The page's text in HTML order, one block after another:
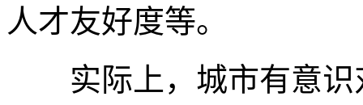
人才友好度等。
实际上，城市有意识